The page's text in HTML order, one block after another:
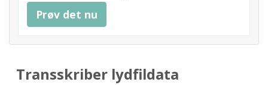
Prøv det nu
Transskriber lydfildata